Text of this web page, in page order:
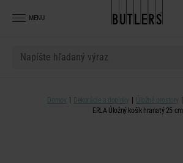
MENU
Domov Dekorácie a doplnky Úložné prostory
ERLA Úložný košík hranatý 25 cm